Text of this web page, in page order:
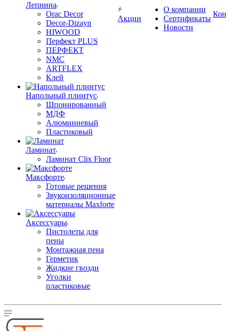
Лепнина
Orac Decor
Decor-Dizayn
HIWOOD
Перфект PLUS
ПЕРФЕКТ
NMC
ARTFLEX
Клей
Напольный плинтус
Шпонированный
МДФ
Алюминиевый
Пластиковый
Ламинат
Ламинат Clix Floor
Максфорте
Готовые решения
Звукоизоляционные
материалы Maxforte
Аксессуары
Пистолеты для
пены
Монтажная пена
Герметик
Жидкие гвозди
Уголки
пластиковые
Акции
О компании
Сертификаты
Новости